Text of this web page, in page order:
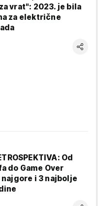
vrat": 2023. je bila
za električne
Od
do Game Over
i 3 najbolje